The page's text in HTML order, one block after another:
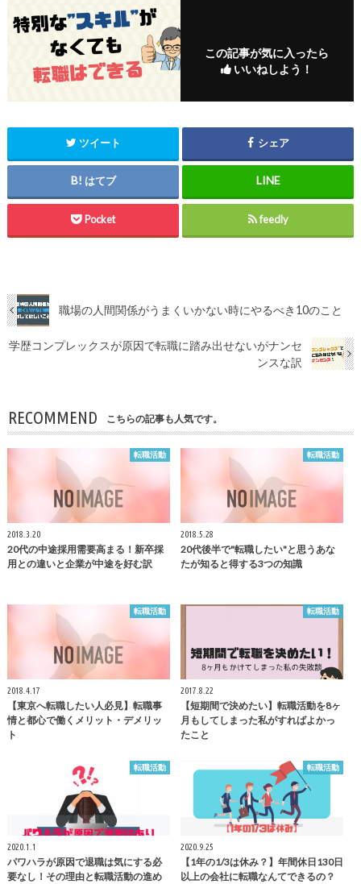
この記事が気に入ったら
いいねしよう！
ツイート シェア
はてブ
Pocket feedly
職場の人間関係がうまくいかない時にやるべき10のこと
学歴コンプレックスが原因で転職に踏み出せないがナンセ
ンスな訳
RECOMMEND こちらの記事も人気です。
転職活動
2018.3.20
20代の中途採用需要高まる！新卒採
用との違いと企業が中途を好む訳
転職活動
2018.5.28
20代後半で"転職したい"と思うあな
たが知ると得する3つの知識
転職活動
2018.4.17
【東京へ転職したい人必見】転職事
情と都心で働くメリット・デメリッ
ト
転職活動
2017.8.22
【短期間で決めたい】転職活動を8ヶ
月もしてしまった私がすればよかっ
たこと
転職活動
2020.1.1
パワハラが原因で退職は気にする必
要なし！その理由と転職活動の進め
転職活動
2020.9.25
【1年の1/3は休み？】年間休日130日
以上の会社に転職なんてできるの？